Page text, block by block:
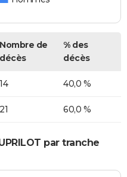
Nombre de
décès
% des
décès
14 40,0 %
21 60,0 %
par tranche